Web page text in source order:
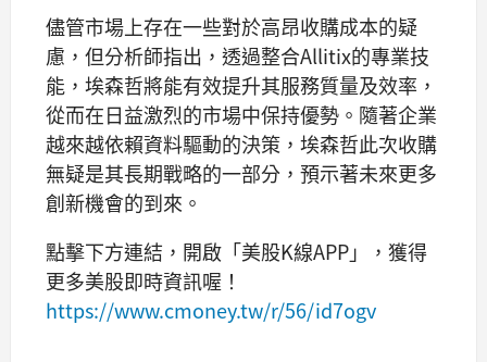
儘管市場上存在一些對於高昂收購成本的疑
慮，但分析師指出，透過整合Allitix的專業技
能，埃森哲將能有效提升其服務質量及效率，
從而在日益激烈的市場中保持優勢。隨著企業
越來越依賴資料驅動的決策，埃森哲此次收購
無疑是其長期戰略的一部分，預示著未來更多
創新機會的到來。
點擊下方連結，開啟「美股K線APP」，獲得
更多美股即時資訊喔！
https://www.cmoney.tw/r/56/id7ogv